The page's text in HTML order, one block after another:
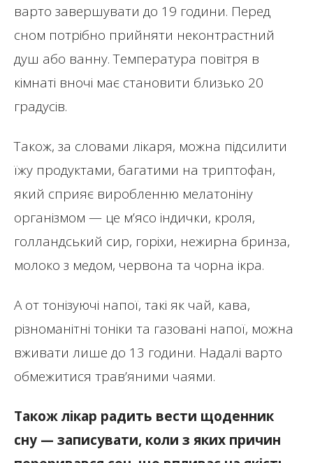
варто завершувати до 19 години. Перед
сном потрібно прийняти неконтрастний
душ або ванну. Температура повітря в
кімнаті вночі має становити близько 20
градусів.
Також, за словами лікаря, можна підсилити
їжу продуктами, багатими на триптофан,
який сприяє виробленню мелатоніну
організмом — це м’ясо індички, кроля,
голландський сир, горіхи, нежирна бринза,
молоко з медом, червона та чорна ікра.
А от тонізуючі напої, такі як чай, кава,
різноманітні тоніки та газовані напої, можна
вживати лише до 13 години. Надалі варто
обмежитися трав’яними чаями.
Також лікар радить вести щоденник
сну — записувати, коли з яких причин